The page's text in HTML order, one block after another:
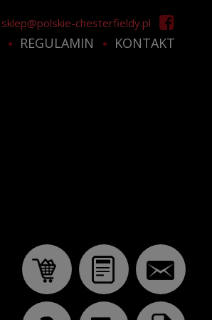
sklep@polskie-chesterfieldy.pl
REGULAMIN KONTAKT